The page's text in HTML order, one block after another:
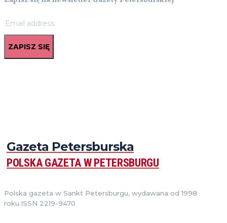
ZAPISZ SIĘ
Gazeta Petersburska
POLSKA GAZETA W PETERSBURGU
Polska gazeta w Sankt Petersburgu, wydawana od 1998
roku.ISSN 2219-9470